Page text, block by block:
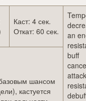
Каст: 4 сек.
Откат: 60 сек.
an
buff
шансом
кастуется